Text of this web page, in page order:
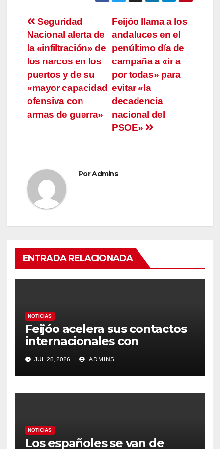
Navegación
de
entradas
Feijóo llama a los
andaluces en el
penúltimo día de
campaña a «ir a
por todas» para
evitar «la
decadencia
nacional del
PSOE»
Seguridad
Nacional alerta de
la «infiltración» de
los narcos en los
puertos y de su
«mayor capacidad
ofensiva con
armas de guerra»
PorAdmins
ENTRADA RELACIONADA
NOTICIAS
Feijóo acelera sus contactos
internacionales con
Latinoamérica como socio
prioritario en su agenda de
gobierno
JUL 28, 2026 ADMINS
NOTICIAS
Los españoles se van de